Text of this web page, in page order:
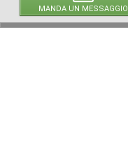
MANDA UN MESSAGGIO